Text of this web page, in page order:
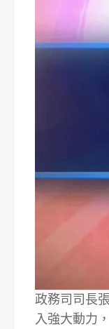
政務司司長
入強大動力